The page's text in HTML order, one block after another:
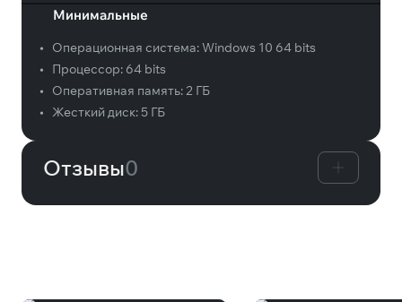
Минимальные
• Операционная система:Windows 10 64 bits
•
Процессор: 64 bits
•
Оперативная память:2 ГБ
•
Жесткий диск: 5 ГБ
Отзывы0